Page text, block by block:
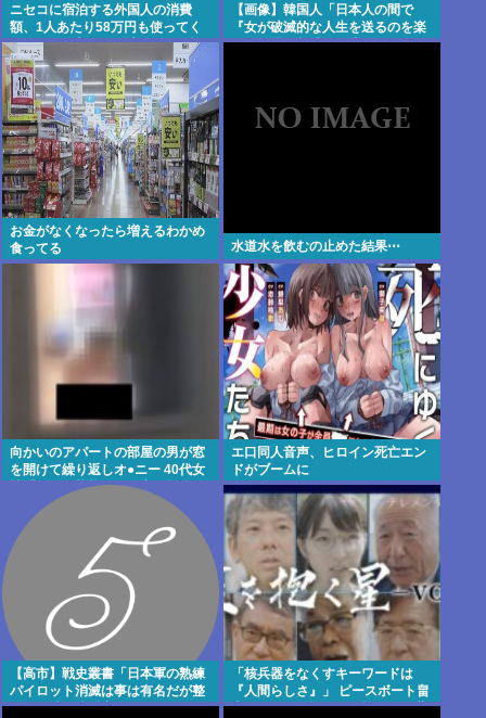
ニセコに宿泊する外国人の消費
額、1人あたり58万円も使ってく
れることが判明。日本人の4.6倍
【画像】韓国人「日本人の間で
『女が破滅的な人生を送るのを楽
しむ陰湿な趣味』が流行ってい
お金がなくなったら増えるわかめ
食ってる
水道水を飲むの止めた結果⋯
向かいのアパートの部屋の男が窓
を開けて繰り返しオ●ニー 40代女
性「こんな状態じゃ自宅に帰れな
エ口同人音声、ヒロイン死亡エン
ドがブームに
【高市】戦史叢書「日本軍の熟練
パイロット消滅は事は有名だが整
備員が消え稼働率が下がりマラリ
「核兵器をなくすキーワードは
『人間らしさ』」 ピースボート畠
山澄子さんが語った、核のある世